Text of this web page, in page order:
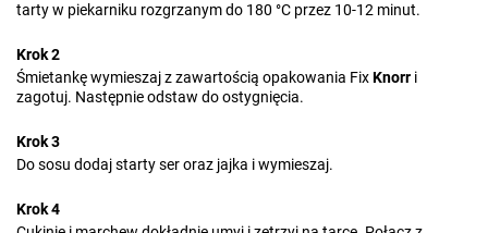
tarty w piekarniku rozgrzanym do 180 °C przez 10-12 minut.
Krok 2
Śmietankę wymieszaj z zawartością opakowania FixKnorr i
zagotuj. Następnie odstaw do ostygnięcia.
Krok 3
Do sosu dodaj starty ser oraz jajka i wymieszaj.
Krok 4